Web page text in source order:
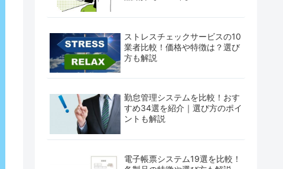
ストレスチェックサービスの10
業者比較！価格や特徴は？選び
方も解説
勤怠管理システムを比較！おす
すめ34選を紹介｜選び方のポイ
ントも解説
電子帳票システム19選を比較！